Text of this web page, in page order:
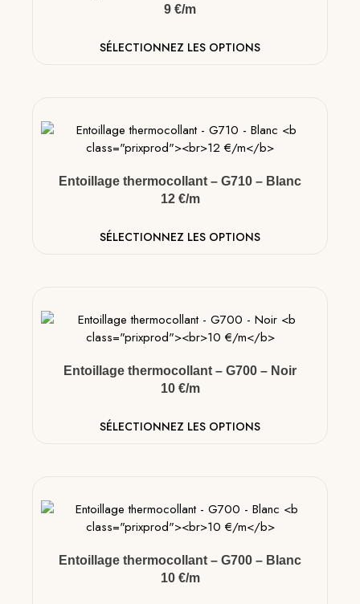
9 €/m
SÉLECTIONNEZ LES OPTIONS
Entoillage thermocollant – G710 – Blanc
12 €/m
SÉLECTIONNEZ LES OPTIONS
Entoillage thermocollant – G700 – Noir
10 €/m
SÉLECTIONNEZ LES OPTIONS
Entoillage thermocollant – G700 – Blanc
10 €/m